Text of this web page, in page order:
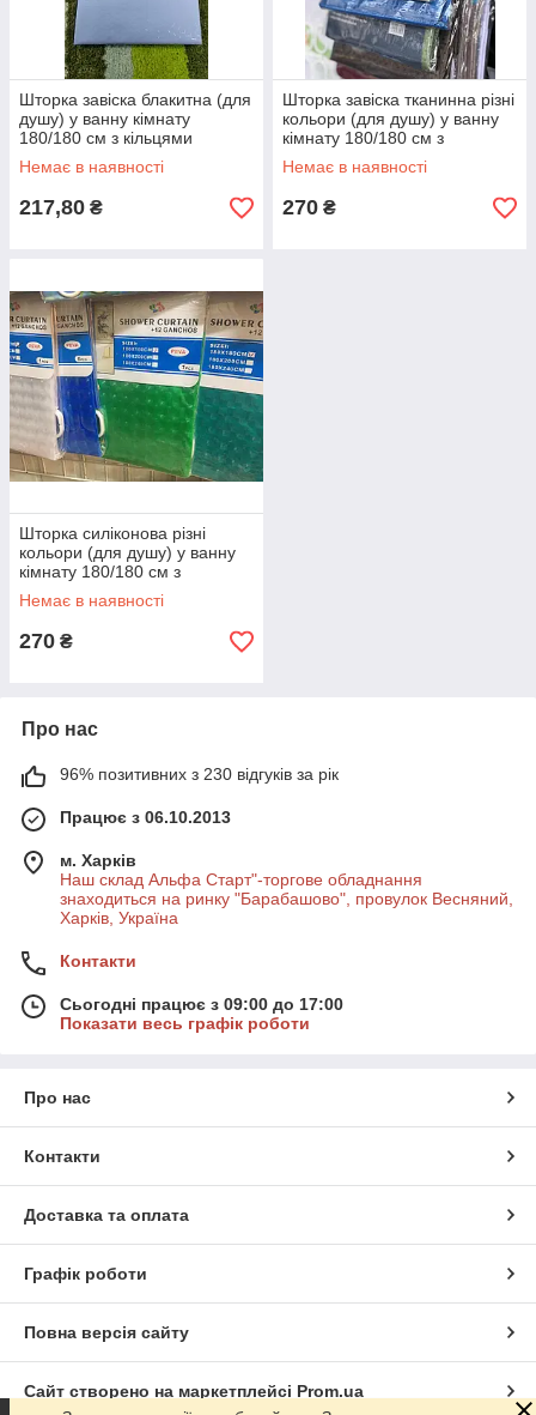
Шторка завіска блакитна (для
душу) у ванну кімнату
180/180 см з кільцями
Немає в наявності
217,80 ₴
Шторка завіска тканинна різні
кольори (для душу) у ванну
кімнату 180/180 см з
кільцями
Немає в наявності
270 ₴
Шторка силіконова різні
кольори (для душу) у ванну
кімнату 180/180 см з
кільцями
Немає в наявності
270 ₴
Про нас
96% позитивних з 230 відгуків за рік
Працює з 06.10.2013
м. Харків
Наш склад Альфа Старт"-торгове обладнання
знаходиться на ринку "Барабашово", провулок Весняний,
Харків, Україна
Контакти
Сьогодні працює з 09:00 до 17:00
Показати весь графік роботи
Про нас
Контакти
Доставка та оплата
Графік роботи
Повна версія сайту
Сайт створено на маркетплейсі Prom.ua